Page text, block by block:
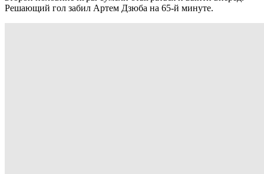
Решающий гол забил Артем Дзюба на 65-й минуте.